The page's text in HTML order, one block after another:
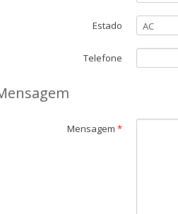
Estado
Telefone
Mensagem *